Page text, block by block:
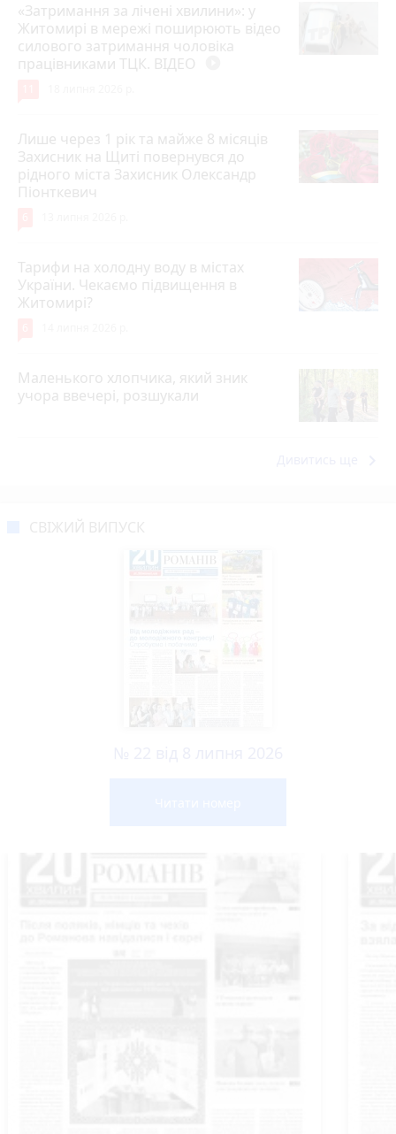
«Затримання за лічені хвилини»: у
Житомирі в мережі поширюють відео
силового затримання чоловіка
працівниками ТЦК. ВІДЕО
Лише через 1 рік та майже 8 місяців
Захисник на Щиті повернувся до
рідного міста Захисник Олександр
Піонткевич
Тарифи на холодну воду в містах
України. Чекаємо підвищення в
Житомирі?
Маленького хлопчика, який зник
учора ввечері, розшукали